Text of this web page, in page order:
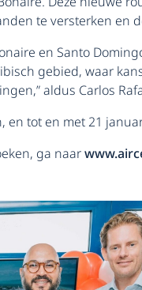
te versterken en
en Santo
gebied, waar
aldus Carlos
en tot en met 21
ga naar